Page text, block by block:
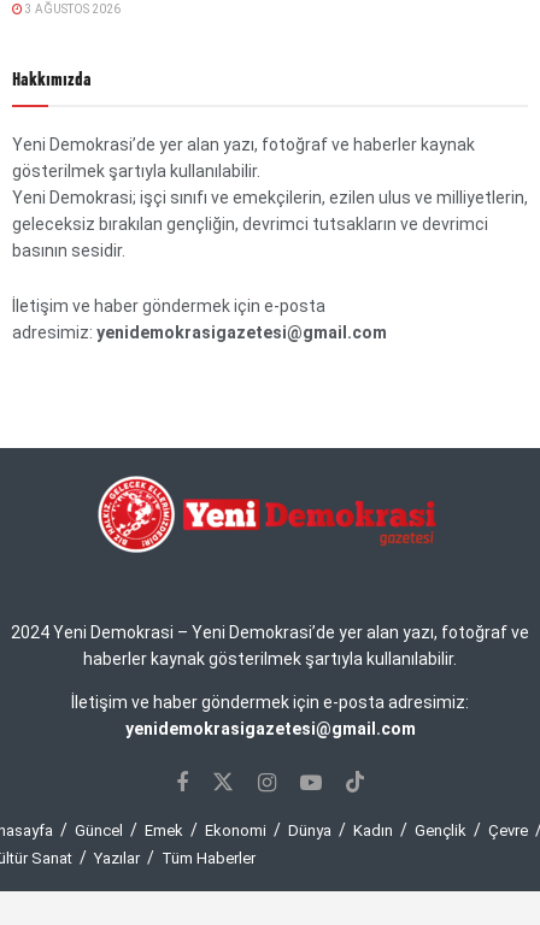
3 AĞUSTOS 2026
Hakkımızda
Yeni Demokrasi’de yer alan yazı, fotoğraf ve haberler kaynak
gösterilmek şartıyla kullanılabilir.
Yeni Demokrasi; işçi sınıfı ve emekçilerin, ezilen ulus ve milliyetlerin,
geleceksiz bırakılan gençliğin, devrimci tutsakların ve devrimci
basının sesidir.
İletişim ve haber göndermek için e-posta
adresimiz: yenidemokrasigazetesi@gmail.com
2024 Yeni Demokrasi – Yeni Demokrasi’de yer alan yazı, fotoğraf ve
haberler kaynak gösterilmek şartıyla kullanılabilir.
İletişim ve haber göndermek için e-posta adresimiz:
yenidemokrasigazetesi@gmail.com
Güncel Emek Ekonomi Dünya Kadın Gençlik
Çevre
Sanat
Yazılar Tüm Haberler